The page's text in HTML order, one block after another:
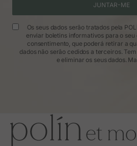
JUNTAR-ME
Os seus dados serão tratados pela
enviar boletins informativos para o seu
consentimento, que poderá retirar a
dados não serão cedidos a terceiros.
e eliminar os seus dados.